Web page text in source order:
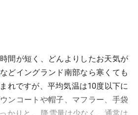
間が短く、どんよりしたお天気が
などイングランド南部なら寒くても
れですが、平均気温は10度以下に
ンコートや帽子、マフラー、手袋